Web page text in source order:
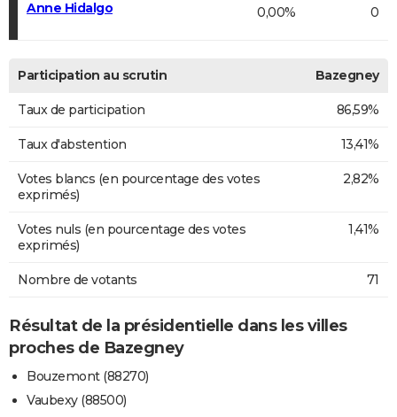
Anne Hidalgo 0,00% 0
Participation au scrutin Bazegney
Taux de participation 86,59%
Taux d'abstention 13,41%
Votes blancs (en pourcentage des votes
exprimés)
2,82%
Votes nuls (en pourcentage des votes
exprimés)
1,41%
Nombre de votants 71
Résultat de la présidentielle dans les villes
proches de Bazegney
Bouzemont (88270)
Vaubexy (88500)